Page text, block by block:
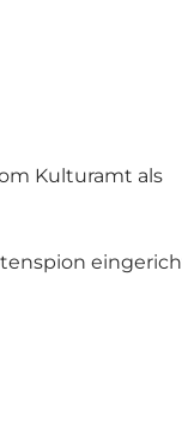
Kulturamt als